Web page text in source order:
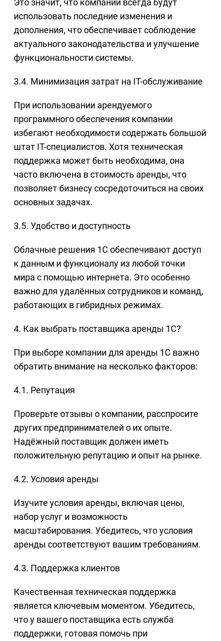
Это значит, что компании всегда будут
использовать последние изменения и
дополнения, что обеспечивает соблюдение
актуального законодательства и улучшение
функциональности системы.
3.4. Минимизация затрат на IT-обслуживание
При использовании арендуемого
программного обеспечения компании
избегают необходимости содержать большой
штат IT-специалистов. Хотя техническая
поддержка может быть необходима, она
часто включена в стоимость аренды, что
позволяет бизнесу сосредоточиться на своих
основных задачах.
3.5. Удобство и доступность
Облачные решения 1С обеспечивают доступ
к данным и функционалу из любой точки
мира с помощью интернета. Это особенно
важно для удалённых сотрудников и команд,
работающих в гибридных режимах.
4. Как выбрать поставщика аренды 1С?
При выборе компании для аренды 1С важно
обратить внимание на несколько факторов:
4.1. Репутация
Проверьте отзывы о компании, расспросите
других предпринимателей о их опыте.
Надёжный поставщик должен иметь
положительную репутацию и опыт на рынке.
4.2. Условия аренды
Изучите условия аренды, включая цены,
набор услуг и возможность
масштабирования. Убедитесь, что условия
аренды соответствуют вашим требованиям.
4.3. Поддержка клиентов
Качественная техническая поддержка
является ключевым моментом. Убедитесь,
что у вашего поставщика есть служба
поддержки, готовая помочь при